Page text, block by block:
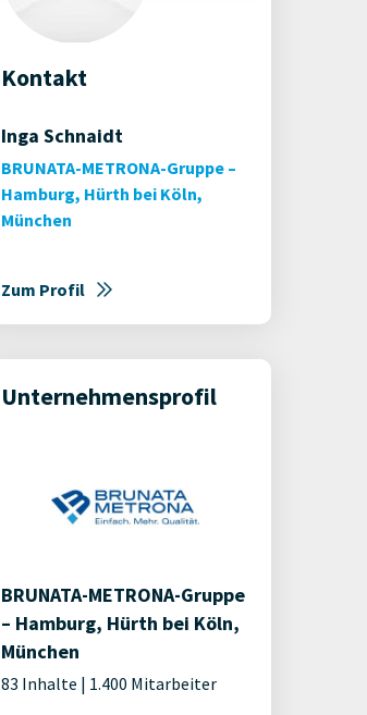
Kontakt
Inga Schnaidt
BRUNATA-METRONA-Gruppe –
Hamburg, Hürth bei Köln,
München
Zum Profil
Unternehmensprofil
BRUNATA-METRONA-Gruppe
– Hamburg, Hürth bei Köln,
München
83 Inhalte | 1.400 Mitarbeiter